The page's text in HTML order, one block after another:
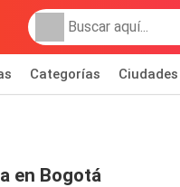
Categorías Ciudades
en Bogotá